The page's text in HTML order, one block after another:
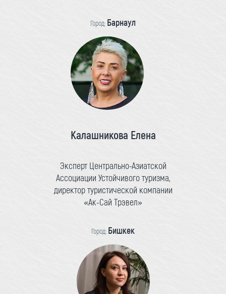
Город: Барнаул
Калашникова Елена
Эксперт Центрально-Азиатской
Ассоциации Устойчивого туризма,
директор туристической компании
«Ак-Сай Трэвел»
Город: Бишкек